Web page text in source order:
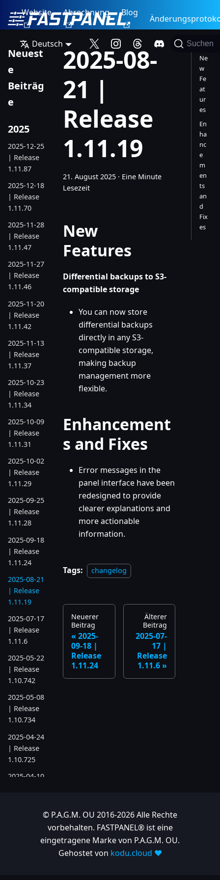
Website Abrechnung Blog
Deutsch Suchen
Neuest
e
Beiträg
e
2025
2025-12-25
| Release
1.11.87
2025-12-18
| Release
1.11.70
2025-11-28
| Release
1.11.47
2025-11-27
| Release
1.11.46
2025-11-20
| Release
1.11.42
2025-11-13
| Release
1.11.37
2025-10-23
| Release
1.11.34
2025-10-09
| Release
1.11.31
2025-10-02
| Release
1.11.29
2025-09-25
| Release
1.11.28
2025-09-18
| Release
1.11.24
2025-08-21
| Release
1.11.19
2025-07-17
| Release
1.11.6
2025-05-22
| Release
1.10.742
2025-05-08
| Release
1.10.734
2025-04-24
| Release
1.10.725
2025-04-10
2025-04-03
2025-08-
21 |
Release
1.11.19
21. August 2025 · Eine Minute
Lesezeit
New
Features
Differential backups to S3-
compatible storage
You can now store
differential backups
directly in any S3-
compatible storage,
making backup
management more
flexible.
Enhancement
s and Fixes
Error messages in the
panel interface have been
redesigned to provide
clearer explanations and
more actionable
information.
Tags: changelog
Neuerer
Beitrag
2025-
09-18 |
Release
1.11.24
Älterer
Beitrag
2025-07-
17 |
Release
1.11.6
Ne
w
Fe
at
ur
es
En
ha
nc
e
m
en
ts
an
d
Fix
es
© P.A.G.M. OU 2016-2026 Alle Rechte
vorbehalten. FASTPANEL® ist eine
eingetragene Marke von P.A.G.M. OU.
Gehostet von kodu.cloud ❤️